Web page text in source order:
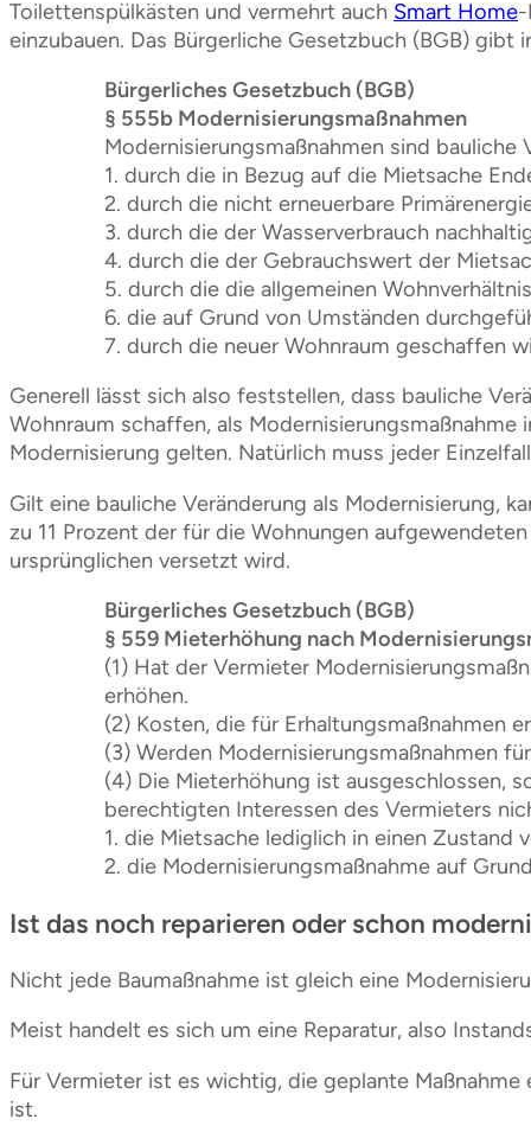
Toilettenspülkästen und vermehrt auch Smart Home-
einzubauen. Das Bürgerliche Gesetzbuch (BGB)
Bürgerliches Gesetzbuch (BGB)
§ 555b Modernisierungsmaßnahmen
Modernisierungsmaßnahmen sind bauliche
1. durch die in Bezug auf die Mietsache
2. durch die nicht erneuerbare
3. durch die der Wasserverbrauch
4. durch die der Gebrauchswert der
5. durch die die allgemeinen
6. die auf Grund von Umständen
7. durch die neuer Wohnraum geschaffen
Generell lässt sich also feststellen, dass bauliche
Wohnraum schaffen, als
Modernisierung gelten. Natürlich muss jeder
Gilt eine bauliche Veränderung als Modernisierung,
zu 11 Prozent der für die Wohnungen
ursprünglichen versetzt wird.
Bürgerliches Gesetzbuch (BGB)
§ 559 Mieterhöhung nach
(1) Hat der Vermieter
erhöhen.
(2) Kosten, die für Erhaltungsmaßnahmen
(3) Werden Modernisierungsmaßnahmen
(4) Die Mieterhöhung ist ausgeschlossen,
berechtigten Interessen des Vermieters
1. die Mietsache lediglich in einen
2. die Modernisierungsmaßnahme auf
Ist das noch reparieren oder schon
Nicht jede Baumaßnahme ist gleich eine
Meist handelt es sich um eine Reparatur, also
Für Vermieter ist es wichtig, die geplante
ist.